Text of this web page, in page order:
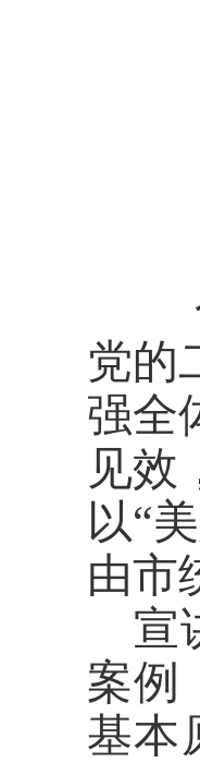
党的
强全
见效
以“
由市
宣
案例
基本